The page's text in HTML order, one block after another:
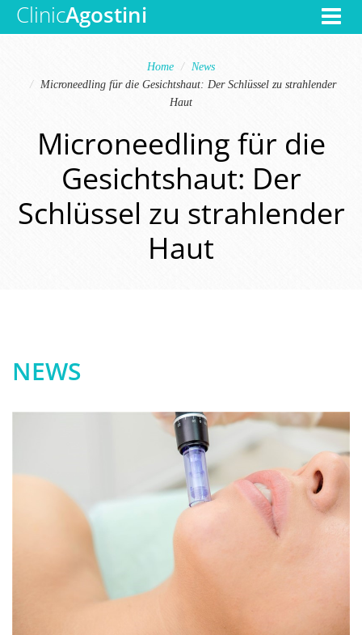
Toggle
ClinicAgostini
Home
News
Microneedling für die Gesichtshaut: Der Schlüssel zu strahlender
Haut
Microneedling für die
Gesichtshaut: Der
Schlüssel zu strahlender
Haut
NEWS